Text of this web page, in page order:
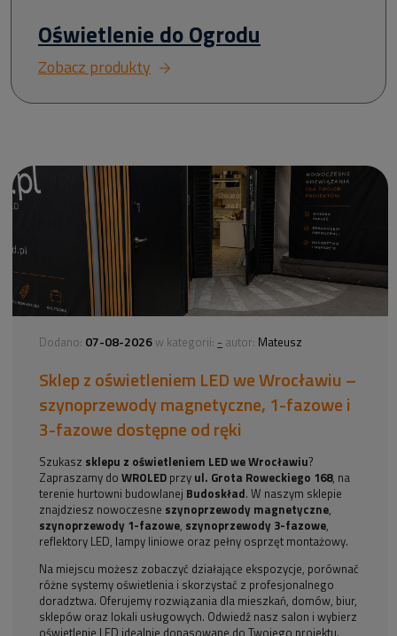
Oświetlenie do Ogrodu
Zobacz produkty
Dodano: 07-08-2026 w kategorii: - autor: Mateusz
Sklep z oświetleniem LED we Wrocławiu –
szynoprzewody magnetyczne, 1-fazowe i
3-fazowe dostępne od ręki
Szukasz sklepu z oświetleniem LED we Wrocławiu?
Zapraszamy doWROLED przy ul. Grota Roweckiego 168, na
terenie hurtowni budowlanej Budoskład. W naszym sklepie
znajdziesz nowoczesne szynoprzewody magnetyczne,
szynoprzewody 1-fazowe, szynoprzewody 3-fazowe,
reflektory LED, lampy liniowe oraz pełny osprzęt montażowy.
Na miejscu możesz zobaczyć działające ekspozycje, porównać
różne systemy oświetlenia i skorzystać z profesjonalnego
doradztwa. Oferujemy rozwiązania dla mieszkań, domów, biur,
sklepów oraz lokali usługowych. Odwiedź nasz salon i wybierz